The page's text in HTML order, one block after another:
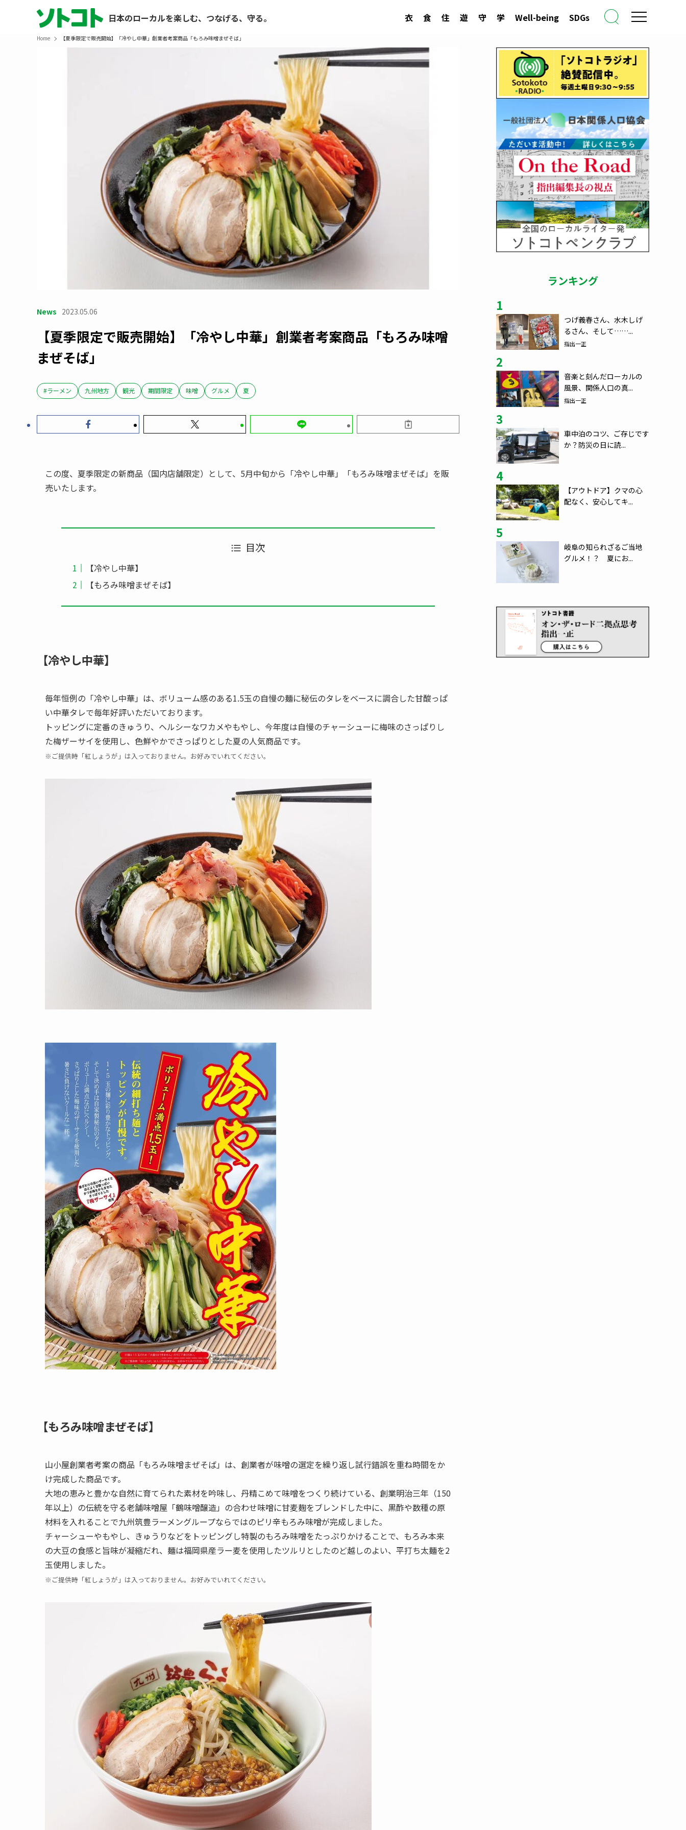
日本のローカルを楽しむ、つなげる、守る。 衣 食 住 遊 守 学 Well-being SDGs
Home 【夏季限定で販売開始】「冷やし中華」創業者考案商品「もろみ味噌まぜそば」
News 2023.05.06
【夏季限定で販売開始】「冷やし中華」創業者考案商品「もろみ味噌
まぜそば」
#ラーメン 九州地方 観光 期間限定 味噌 グルメ 夏
この度、夏季限定の新商品（国内店舗限定）として、5月中旬から「冷やし中華」「もろみ味噌まぜそば」を販
売いたします。
目次
【冷やし中華】
【もろみ味噌まぜそば】
【冷やし中華】
毎年恒例の「冷やし中華」は、ボリューム感のある1.5玉の自慢の麺に秘伝のタレをベースに調合した甘酸っぱ
い中華タレで毎年好評いただいております。
トッピングに定番のきゅうり、ヘルシーなワカメやもやし、今年度は自慢のチャーシューに梅味のさっぱりし
た梅ザーサイを使用し、色鮮やかでさっぱりとした夏の人気商品です。
※ご提供時「紅しょうが」は入っておりません。お好みでいれてください。
【もろみ味噌まぜそば】
山小屋創業者考案の商品「もろみ味噌まぜそば」は、創業者が味噌の選定を繰り返し試行錯誤を重ね時間をか
け完成した商品です。
大地の恵みと豊かな自然に育てられた素材を吟味し、丹精こめて味噌をつくり続けている、創業明治三年（150
年以上）の伝統を守る老舗味噌屋「鶴味噌醸造」の合わせ味噌に甘麦麹をブレンドした中に、黒酢や数種の原
材料を入れることで九州筑豊ラーメングループならではのピリ辛もろみ味噌が完成しました。
チャーシューやもやし、きゅうりなどをトッピングし特製のもろみ味噌をたっぷりかけることで、もろみ本来
の大豆の食感と旨味が凝縮だれ、麺は福岡県産ラー麦を使用したツルリとしたのど越しのよい、平打ち太麺を2
玉使用しました。
※ご提供時「紅しょうが」は入っておりません。お好みでいれてください。
ランキング
1
つげ義春さん、水木しげ
るさん、そして……...
指出一正
2
音楽と刻んだローカルの
風景、関係人口の真...
指出一正
3
車中泊のコツ、ご存じです
か？防災の日に読...
4
【アウトドア】クマの心
配なく、安心してキ...
5
岐阜の知られざるご当地
グルメ！？ 夏にお...